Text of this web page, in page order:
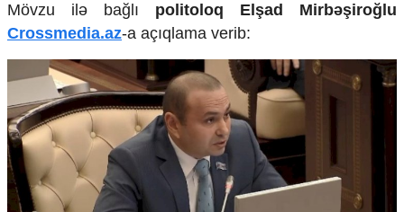
İqtisadi xəbərlər
Energetika
Neft-qaz
Əmək və sosial siyasət
Kənd təsərrüfatı
Hərbi sənaye
Telekommunikasiya və nəqliyyat
COP29
Cəmiyyət
Mövzu ilə bağlı politoloq Elşad Mirbəşiroğlu
Crossmedia.az-a açıqlama verib: